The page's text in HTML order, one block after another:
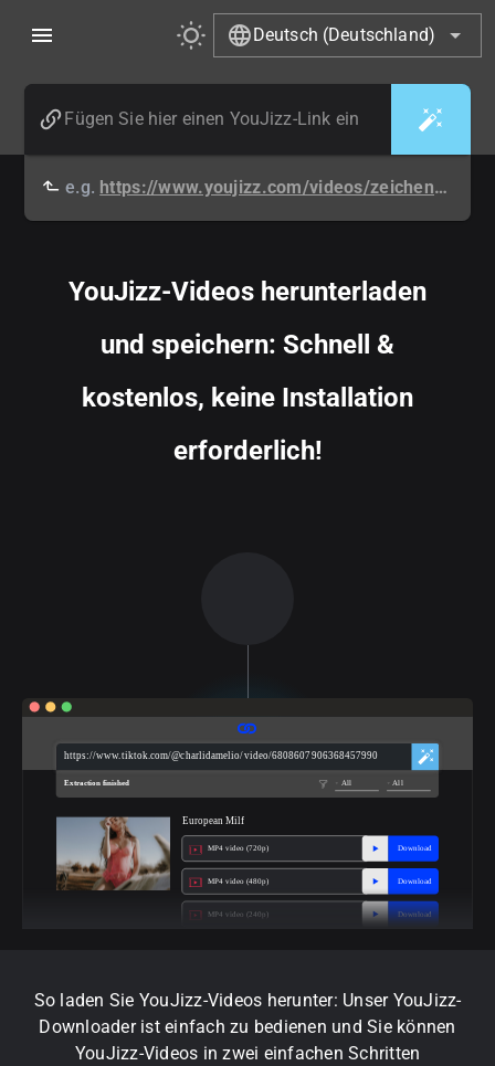
Deutsch (Deutschland)
e.g. https://www.youjizz.com/videos/zeichentrick-1-2189178.html
YouJizz-Videos herunterladen
und speichern: Schnell &
kostenlos, keine Installation
erforderlich!
Extraction finished
https://www.tiktok.com/@charlidamelio/video/6808607906368457990
All All
European Milf
MP4 video (720p) Download
MP4 video (480p) Download
MP4 video (240p) Download
So laden Sie YouJizz-Videos herunter: Unser YouJizz-
Downloader ist einfach zu bedienen und Sie können
YouJizz-Videos in zwei einfachen Schritten